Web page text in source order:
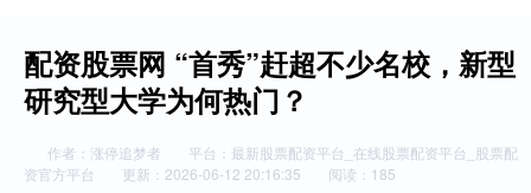
配资股票网 “首秀”赶超不少名校，新型
研究型大学为何热门？
作者：涨停追梦者
平台：最新股票配资平台_在线股票配资平台_股票配
资官方平台
更新：2026-06-12 20:16:35 阅读：185